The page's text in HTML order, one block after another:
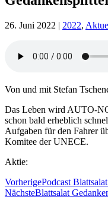
26. Juni 2022 | 2022,
Von und mit Stefan
Das Leben wird AUTO-
schon bald erheblich
Aufgaben für den Fahrer
Komitee der UNECE.
Aktie:
VorherigePodcast
NächsteBlattsalat